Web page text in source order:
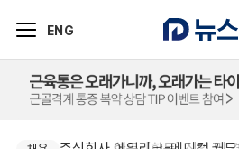
ENG